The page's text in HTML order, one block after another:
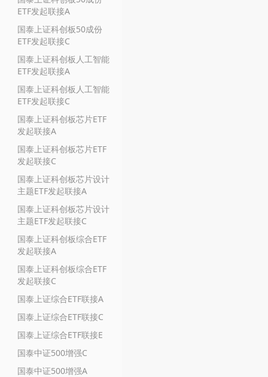
ETF发起联接A
国泰上证科创板50成份
ETF发起联接C
国泰上证科创板人工智能
ETF发起联接A
国泰上证科创板人工智能
ETF发起联接C
国泰上证科创板芯片ETF
发起联接A
国泰上证科创板芯片ETF
发起联接C
国泰上证科创板芯片设计
主题ETF发起联接A
国泰上证科创板芯片设计
主题ETF发起联接C
国泰上证科创板综合ETF
发起联接A
国泰上证科创板综合ETF
发起联接C
国泰上证综合ETF联接A
国泰上证综合ETF联接C
国泰上证综合ETF联接E
国泰中证500增强C
国泰中证500增强A